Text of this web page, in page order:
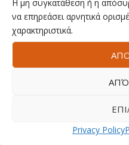
Η μη συγκατάθεση ή η
να επηρεάσει αρνητικά
χαρακτηριστικά.
Privacy Policy